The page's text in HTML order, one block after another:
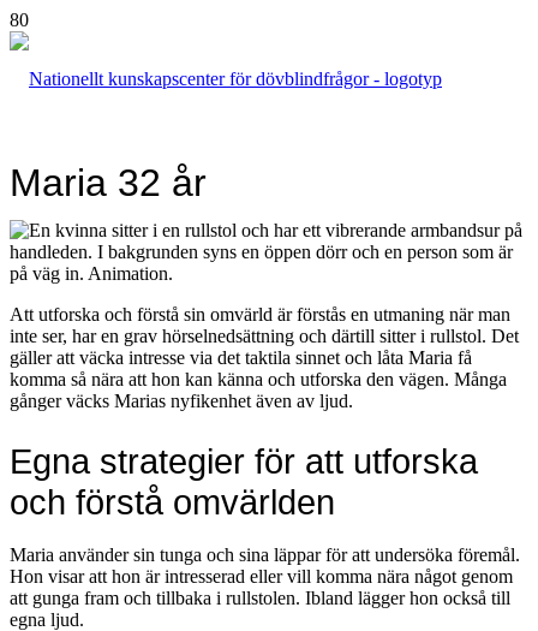
Maria 32 år
Att utforska och förstå sin omvärld är förstås en utmaning när man
inte ser, har en grav hörselnedsättning och därtill sitter i rullstol. Det
gäller att väcka intresse via det taktila sinnet och låta Maria få
komma så nära att hon kan känna och utforska den vägen. Många
gånger väcks Marias nyfikenhet även av ljud.
Egna strategier för att utforska
och förstå omvärlden
Maria använder sin tunga och sina läppar för att undersöka föremål.
Hon visar att hon är intresserad eller vill komma nära något genom
att gunga fram och tillbaka i rullstolen. Ibland lägger hon också till
egna ljud.